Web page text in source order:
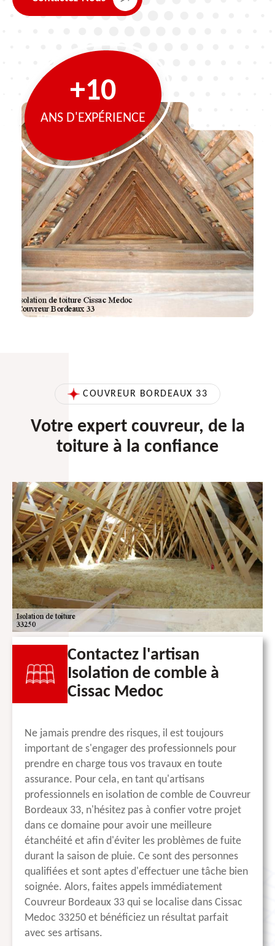
+10
ANS D'EXPÉRIENCE
COUVREUR BORDEAUX 33
Votre expert couvreur, de la
toiture à la confiance
Contactez l'artisan
Isolation de comble à
Cissac Medoc
Ne jamais prendre des risques, il est toujours
important de s'engager des professionnels pour
prendre en charge tous vos travaux en toute
assurance. Pour cela, en tant qu'artisans
professionnels en isolation de comble de Couvreur
Bordeaux 33, n'hésitez pas à confier votre projet
dans ce domaine pour avoir une meilleure
étanchéité et afin d'éviter les problèmes de fuite
durant la saison de pluie. Ce sont des personnes
qualifiées et sont aptes d'effectuer une tâche bien
soignée. Alors, faites appels immédiatement
Couvreur Bordeaux 33 qui se localise dans Cissac
Medoc 33250 et bénéficiez un résultat parfait
avec ses artisans.